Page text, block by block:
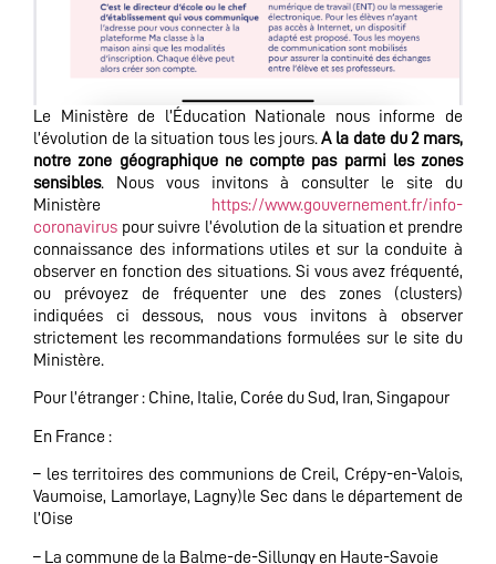
Le Ministère de l’Éducation Nationale nous informe de
l’évolution de la situation tous les jours.A la date du 2 mars,
notre zone géographique ne compte pas parmi les zones
sensibles. Nous vous invitons à consulter le site du
Ministère
https://www.gouvernement.fr/info-
coronavirus pour suivre l’évolution de la situation et prendre
connaissance des informations utiles et sur la conduite à
observer en fonction des situations. Si vous avez fréquenté,
ou prévoyez de fréquenter une des zones (clusters)
indiquées ci dessous, nous vous invitons à observer
strictement les recommandations formulées sur le site du
Ministère.
Pour l’étranger : Chine, Italie, Corée du Sud, Iran, Singapour
En France :
– les territoires des communions de Creil, Crépy-en-Valois,
Vaumoise, Lamorlaye, Lagny)le Sec dans le département de
l’Oise
– La commune de la Balme-de-Sillungy en Haute-Savoie